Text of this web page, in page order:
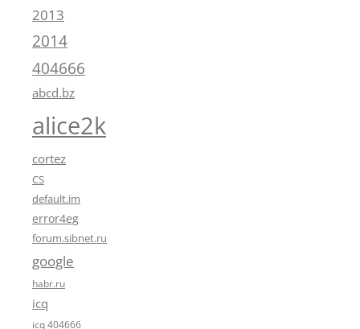
2013
2014
404666
abcd.bz
alice2k
cortez
CS
default.im
error4eg
forum.sibnet.ru
google
habr.ru
icq
icq 404666